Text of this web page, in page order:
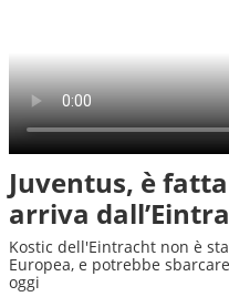
Juventus, è
arriva
Kostic dell'Eintracht non è
Europea, e potrebbe
oggi